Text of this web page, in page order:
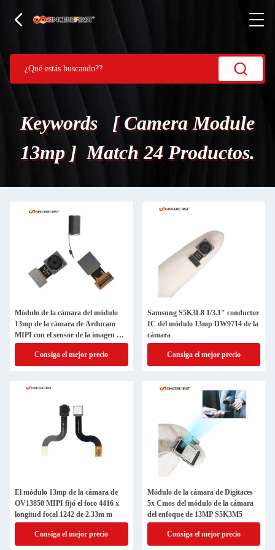
Keywords [ Camera Module
13mp ] Match 24 Productos.
Módulo de la cámara del módulo
13mp de la cámara de Arducam
MIPI con el sensor de la imagen de
AR1335 Cmos
Consiga el mejor precio
Samsung S5K3L8 1/3.1" conductor
IC del módulo 13mp DW9714 de la
cámara
Consiga el mejor precio
El módulo 13mp de la cámara de
OV13850 MIPI fijó el foco 4416 x
longitud focal 1242 de 2.33m m
Consiga el mejor precio
Módulo de la cámara de Digitaces
5x Cmos del módulo de la cámara
del enfoque de 13MP S5K3M5
Consiga el mejor precio